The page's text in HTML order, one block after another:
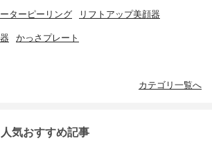
ターピーリング リフトアップ美顔器
かっさプレート
カテゴリ一覧へ
気おすすめ記事